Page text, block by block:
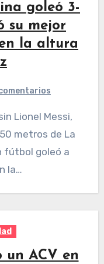
goleó 3-
su mejor
la altura
metros de La
fútbol goleó a
la…
ACV en